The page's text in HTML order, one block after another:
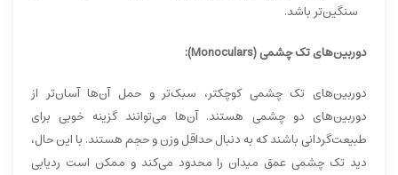
سنگین‌تر باشد.
دوربین‌های تک چشمی (Monoculars):
دوربین‌های تک چشمی کوچکتر، سبک‌تر و حمل آن‌ها آسان‌تر از
دوربین‌های دو چشمی هستند. آن‌ها می‌توانند گزینه خوبی برای
طبیعت‌گردانی باشند که به دنبال حداقل وزن و حجم هستند. با این حال،
دید تک چشمی عمق میدان را محدود می‌کند و ممکن است ردیابی